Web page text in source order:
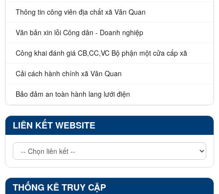
Thông tin công viên địa chất xã Văn Quan
Văn bản xin lỗi Công dân - Doanh nghiệp
Công khai đánh giá CB,CC,VC Bộ phận một cửa cấp xã
Cải cách hành chính xã Văn Quan
Bảo đảm an toàn hành lang lưới điện
LIÊN KẾT WEBSITE
THỐNG KÊ TRUY CẬP